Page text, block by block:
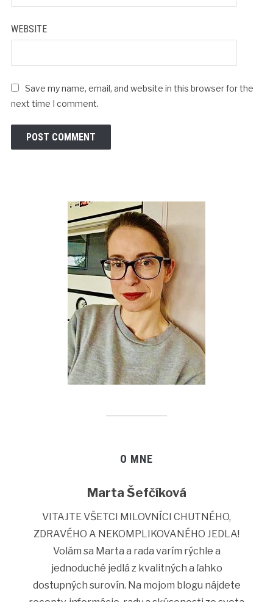
WEBSITE
Save my name, email, and website in this browser for the
next time I comment.
O MNE
Marta Šefčíková
VITAJTE VŠETCI MILOVNÍCI CHUTNÉHO,
ZDRAVÉHO A NEKOMPLIKOVANÉHO JEDLA!
Volám sa Marta a rada varím rýchle a
jednoduché jedlá z kvalitných a ľahko
dostupných surovín. Na mojom blogu nájdete